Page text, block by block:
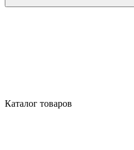
Каталог товаров